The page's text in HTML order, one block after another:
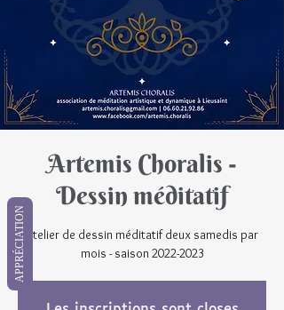
Artemis Choralis -
Dessin méditatif
Atelier de dessin méditatif deux samedis par
mois - saison 2022-2023
APPRÉCIATION